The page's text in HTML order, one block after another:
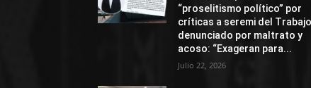
“proselitismo político” por
críticas a seremi del Trabajo
denunciado por maltrato y
acoso: “Exageran para...
Julio 22, 2026